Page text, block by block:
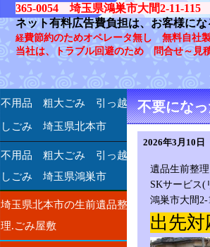
365-0054 埼玉県鴻巣市大間2-11-115
ネット有料広告費負担は、お客様
経費節約のためオペレータ無し 無料自社
当社は、トラブル回避のため 問合せ～見
不要にな
2026年3月10
遺品生前整
SKサービス
鴻巣市大間2-
出先対
不用品 粗大ごみ 引っ越
しごみ 埼玉県北本市
不用品 粗大ごみ 引っ越
しごみ 埼玉県鴻巣市
埼玉県北本市の生前遺品整
理.ごみ屋敷